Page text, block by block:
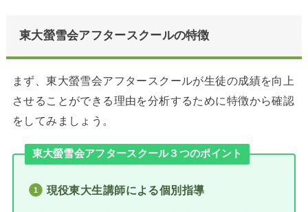
東大螢雪会アフタースクールの特徴
まず、東大螢雪会アフタースクールが生徒の成績を向上
させることができる理由を分析するために特徴から確認
をしてみましょう。
東大螢雪会アフタースクール３つのポイント
現役東大生講師による個別指導